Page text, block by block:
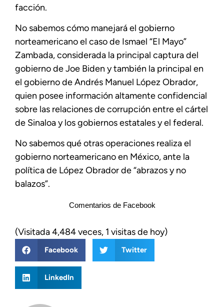
facción.
No sabemos cómo manejará el gobierno
norteamericano el caso de Ismael “El Mayo”
Zambada, considerada la principal captura del
gobierno de Joe Biden y también la principal en
el gobierno de Andrés Manuel López Obrador,
quien posee información altamente confidencial
sobre las relaciones de corrupción entre el cártel
de Sinaloa y los gobiernos estatales y el federal.
No sabemos qué otras operaciones realiza el
gobierno norteamericano en México, ante la
política de López Obrador de “abrazos y no
balazos”.
Comentarios de Facebook
(Visitada 4,484 veces, 1 visitas de hoy)
Facebook Twitter
LinkedIn